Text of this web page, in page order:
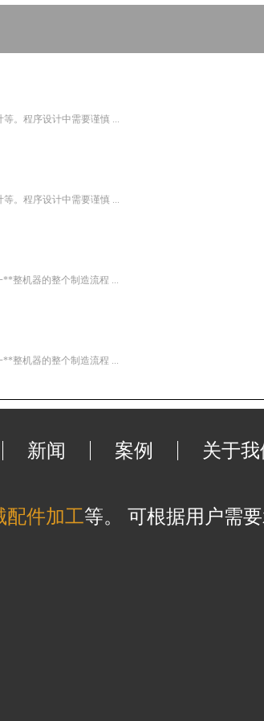
。程序设计中需要谨慎 ...
。程序设计中需要谨慎 ...
整机器的整个制造流程 ...
整机器的整个制造流程 ...
新闻 案例 关于我
配件加工等。 可根据用户需